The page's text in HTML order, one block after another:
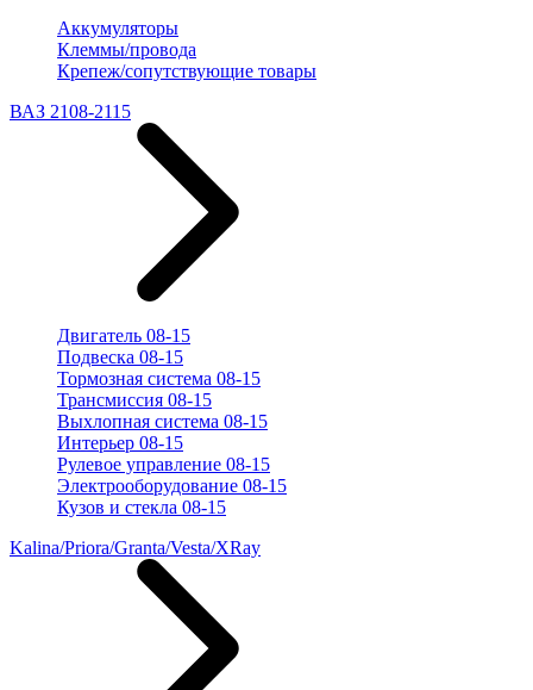
Аккумуляторы
Клеммы/провода
Крепеж/сопутствующие товары
ВАЗ 2108-2115
Двигатель 08-15
Подвеска 08-15
Тормозная система 08-15
Трансмиссия 08-15
Выхлопная система 08-15
Интерьер 08-15
Рулевое управление 08-15
Электрооборудование 08-15
Кузов и стекла 08-15
Kalina/Priora/Granta/Vesta/XRay